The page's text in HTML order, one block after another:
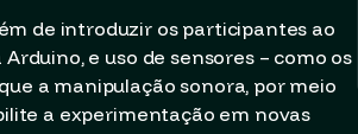
de introduzir os participantes ao
Arduino, e uso de sensores – como os
a manipulação sonora, por meio
a experimentação em novas